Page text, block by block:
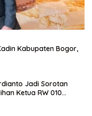
Kabupaten Bogor,
Jadi Sorotan
Ketua RW 010